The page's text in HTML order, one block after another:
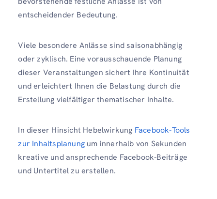
entscheidender Bedeutung.
Viele besondere Anlässe sind saisonabhängig
oder zyklisch. Eine vorausschauende Planung
dieser Veranstaltungen sichert Ihre Kontinuität
und erleichtert Ihnen die Belastung durch die
Erstellung vielfältiger thematischer Inhalte.
In dieser Hinsicht Hebelwirkung Facebook-Tools
zur Inhaltsplanung um innerhalb von Sekunden
kreative und ansprechende Facebook-Beiträge
und Untertitel zu erstellen.